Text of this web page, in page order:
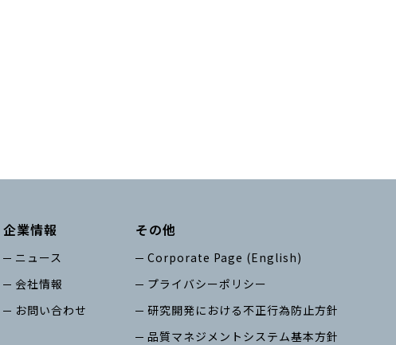
企業情報
ニュース
会社情報
お問い合わせ
その他
Corporate Page (English)
プライバシーポリシー
研究開発における不正行為防止方針
品質マネジメントシステム基本方針